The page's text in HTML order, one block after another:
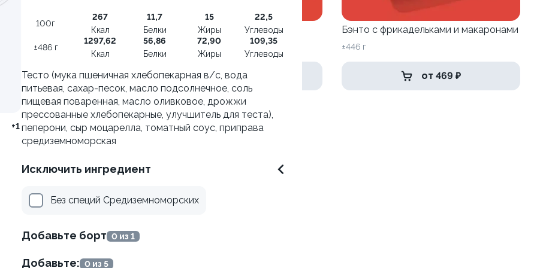
+1
100г
267
Ккал
11,7
Белки
15
Жиры
22,5
Углеводы
±486 г
1297,62
Ккал
56,86
Белки
72,90
Жиры
109,35
Углеводы
Тесто (мука пшеничная хлебопекарная в/с, вода
питьевая, сахар-песок, масло подсолнечное, соль
пищевая поваренная, масло оливковое, дрожжи
прессованные хлебопекарные, улучшитель для теста),
пеперони, сыр моцарелла, томатный соус, приправа
средиземноморская
Исключить ингредиент
Без специй Средиземноморских
Добавьте борт 0 из 1
Добавьте: 0 из 5
из лосося с рисом
от 449 ₽
Бэнто с крыльями и картошкой
±444 г
от 499 ₽
Бэнто с фрикадельками и макаронами
±446 г
от 469 ₽